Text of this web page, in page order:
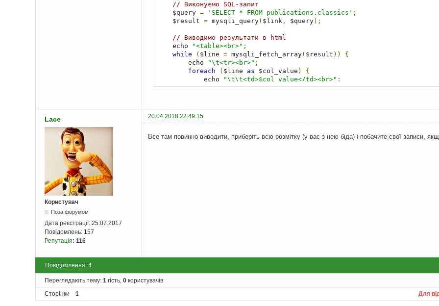
// Виконуємо SQL-запит
    $query
= 'SELECT * FROM publications.classics' ;
    $result
= mysqli_query( $link, $query);
// Виводимо результати в html
    echo
"<table><br>" ;
while
( $line = mysqli_fetch_array( $result ))
{
        echo
"\t<tr><br>" ;
foreach
( $line as $col_value )
{
            echo
"\t\t<td>$col_value</td><br>" ;
}
    echo
"</table><br>"
    mysqli_free_result
($result );
Lace 20.04.2018 22:49:15
Користувач
Поза форумом
Дата реєстрації: 25.07.2017
Повідомлень: 157
Репутація: 116
Все там повинно виводити, приберіть всю розмітку (у вас з нею біда) і побачите свої записи,
Повідомлення: 4
Переглядають тему: 1 гість, 0 користувачів
Сторінки
1 Для